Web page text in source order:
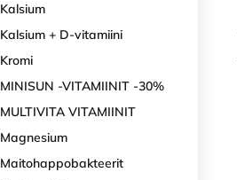
Kalsium
Kalsium + D-vitamiini
Kromi
MINISUN -VITAMIINIT -30%
MULTIVITA VITAMIINIT
Magnesium
Maitohappobakteerit